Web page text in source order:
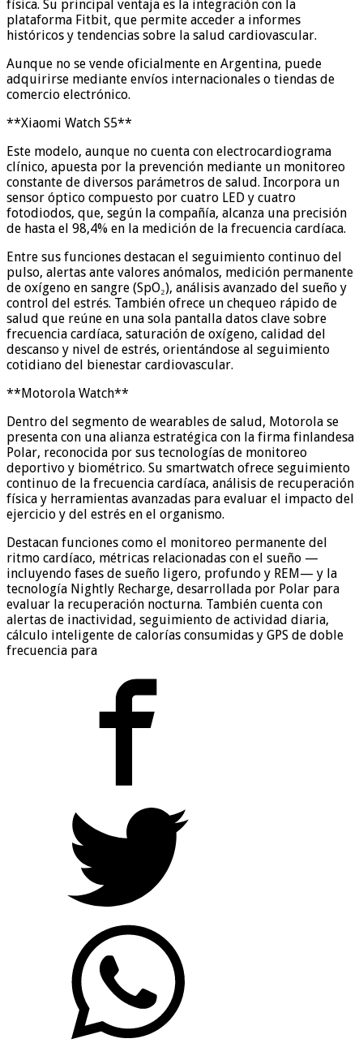
física. Su principal ventaja es la integración con la
plataforma Fitbit, que permite acceder a informes
históricos y tendencias sobre la salud cardiovascular.
Aunque no se vende oficialmente en Argentina, puede
adquirirse mediante envíos internacionales o tiendas de
comercio electrónico.
**Xiaomi Watch S5**
Este modelo, aunque no cuenta con electrocardiograma
clínico, apuesta por la prevención mediante un monitoreo
constante de diversos parámetros de salud. Incorpora un
sensor óptico compuesto por cuatro LED y cuatro
fotodiodos, que, según la compañía, alcanza una precisión
de hasta el 98,4% en la medición de la frecuencia cardíaca.
Entre sus funciones destacan el seguimiento continuo del
pulso, alertas ante valores anómalos, medición permanente
de oxígeno en sangre (SpO₂), análisis avanzado del sueño y
control del estrés. También ofrece un chequeo rápido de
salud que reúne en una sola pantalla datos clave sobre
frecuencia cardíaca, saturación de oxígeno, calidad del
descanso y nivel de estrés, orientándose al seguimiento
cotidiano del bienestar cardiovascular.
**Motorola Watch**
Dentro del segmento de wearables de salud, Motorola se
presenta con una alianza estratégica con la firma finlandesa
Polar, reconocida por sus tecnologías de monitoreo
deportivo y biométrico. Su smartwatch ofrece seguimiento
continuo de la frecuencia cardíaca, análisis de recuperación
física y herramientas avanzadas para evaluar el impacto del
ejercicio y del estrés en el organismo.
Destacan funciones como el monitoreo permanente del
ritmo cardíaco, métricas relacionadas con el sueño —
incluyendo fases de sueño ligero, profundo y REM— y la
tecnología Nightly Recharge, desarrollada por Polar para
evaluar la recuperación nocturna. También cuenta con
alertas de inactividad, seguimiento de actividad diaria,
cálculo inteligente de calorías consumidas y GPS de doble
frecuencia para